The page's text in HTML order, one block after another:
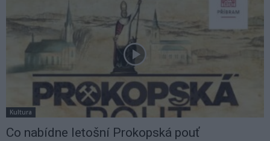
Kultura
Co nabídne letošní Prokopská pouť